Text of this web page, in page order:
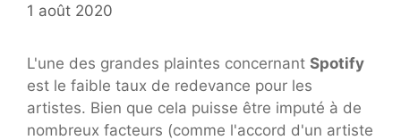
1 août 2020
L'une des grandes plaintes concernant Spotify
est le faible taux de redevance pour les
artistes. Bien que cela puisse être imputé à de
nombreux facteurs (comme l'accord d'un artiste